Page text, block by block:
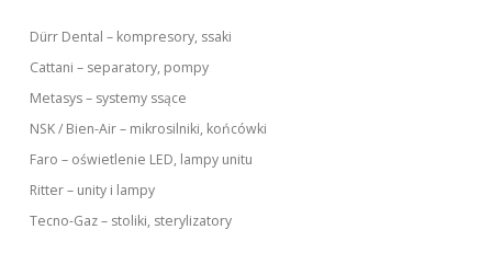
Dürr Dental – kompresory, ssaki
Cattani – separatory, pompy
Metasys – systemy ssące
NSK / Bien-Air – mikrosilniki, końcówki
Faro – oświetlenie LED, lampy unitu
Ritter – unity i lampy
Tecno-Gaz – stoliki, sterylizatory